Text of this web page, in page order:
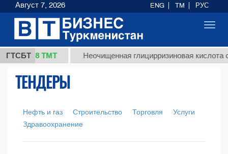
ГТСБТ
37,8 ТМТ Неочищенная глицирризиновая кислота
ТЕНДЕРЫ
Нефть и газ Строительство Торговля
Услуги
Здравоохранение
Август 7, 2026 ENG TM РУС